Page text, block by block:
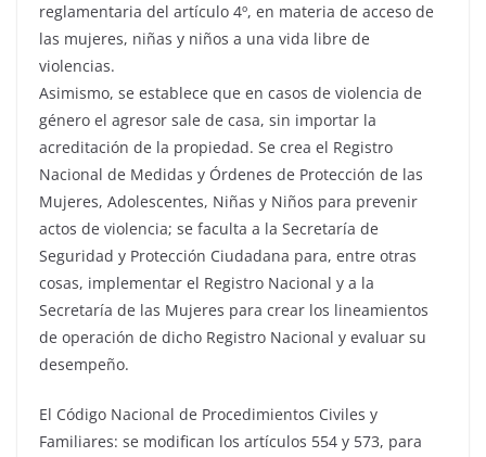
reglamentaria del artículo 4º, en materia de acceso de
las mujeres, niñas y niños a una vida libre de
violencias.
Asimismo, se establece que en casos de violencia de
género el agresor sale de casa, sin importar la
acreditación de la propiedad. Se crea el Registro
Nacional de Medidas y Órdenes de Protección de las
Mujeres, Adolescentes, Niñas y Niños para prevenir
actos de violencia; se faculta a la Secretaría de
Seguridad y Protección Ciudadana para, entre otras
cosas, implementar el Registro Nacional y a la
Secretaría de las Mujeres para crear los lineamientos
de operación de dicho Registro Nacional y evaluar su
desempeño.
El Código Nacional de Procedimientos Civiles y
Familiares: se modifican los artículos 554 y 573, para